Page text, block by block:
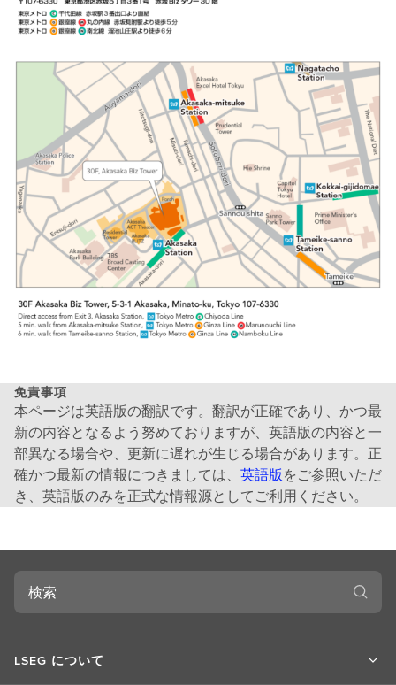
免責事項
本ページは英語版の翻訳です。翻訳が正確であり、かつ最
新の内容となるよう努めておりますが、英語版の内容と一
部異なる場合や、更新に遅れが生じる場合があります。正
確かつ最新の情報につきましては、 英語版をご参照いただ
き、英語版のみを正式な情報源としてご利用ください。
検
LSEG について